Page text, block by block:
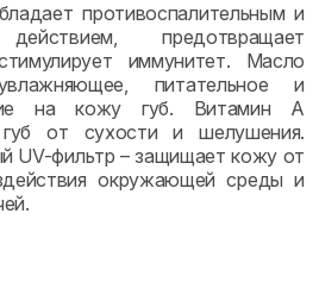
противоспалительным и
предотвращает
иммунитет. Масло
питательное и
на кожу губ. Витамин А
от сухости и шелушения.
UV-фильтр – защищает кожу от
окружающей среды и